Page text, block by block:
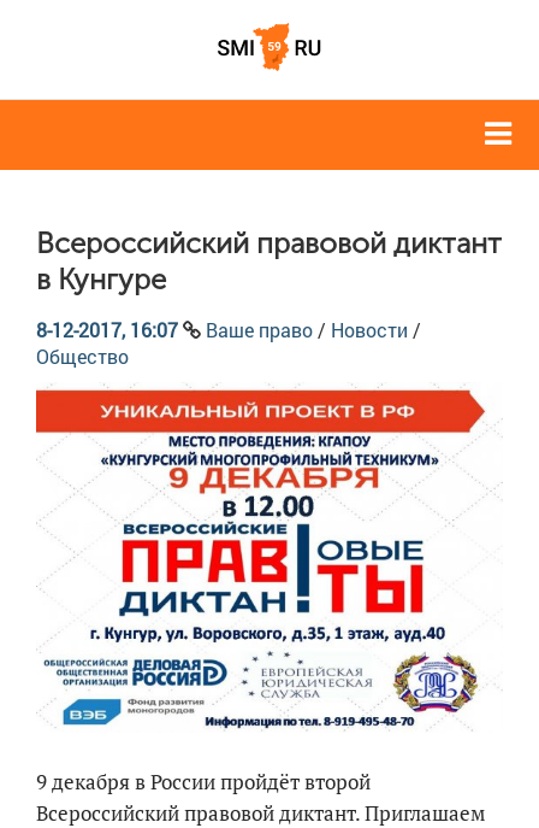
Всероссийский правовой диктант
в Кунгуре
8-12-2017, 16:07 Ваше право / Новости /
Общество
9 декабря в России пройдёт второй
Всероссийский правовой диктант. Приглашаем